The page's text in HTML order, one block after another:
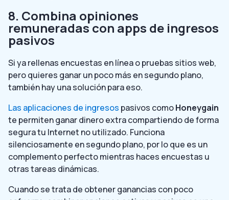
8. Combina opiniones
remuneradas con apps de ingresos
pasivos
Si ya rellenas encuestas en línea o pruebas sitios web,
pero quieres ganar un poco más en segundo plano,
también hay una solución para eso.
Las aplicaciones de ingresos pasivos comoHoneygain
te permiten ganar dinero extra compartiendo de forma
segura tu Internet no utilizado. Funciona
silenciosamente en segundo plano, por lo que es un
complemento perfecto mientras haces encuestas u
otras tareas dinámicas.
Cuando se trata de obtener ganancias con poco